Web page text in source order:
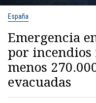
España
Emergencia
por incendios
menos
evacuadas